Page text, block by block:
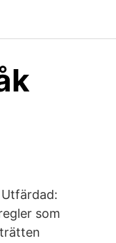
som